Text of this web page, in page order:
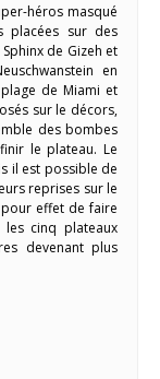
héros masqué
placées sur des
de Gizeh et
en
de Miami et
sur le décors,
des bombes
le plateau. Le
il est possible de
reprises sur le
effet de faire
cinq plateaux
devenant plus